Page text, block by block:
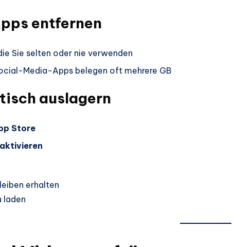
entfernen
Sie selten oder nie verwenden
Media-Apps belegen oft mehrere GB
auslagern
Store
erhalten
laden